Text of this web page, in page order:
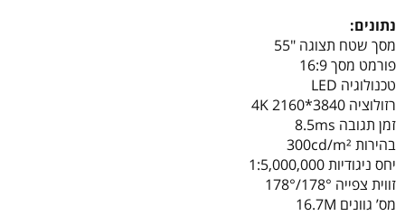
נתונים:
מסך שטח תצוגה "55
פורמט מסך 16:9
טכנולוגיה LED
רזולוציה 3840*2160 4K
זמן תגובה 8.5ms
בהירות 300cd/m²
יחס ניגודיות 1:5,000,000
זווית צפייה 178°/178°
מס’ גוונים 16.7M